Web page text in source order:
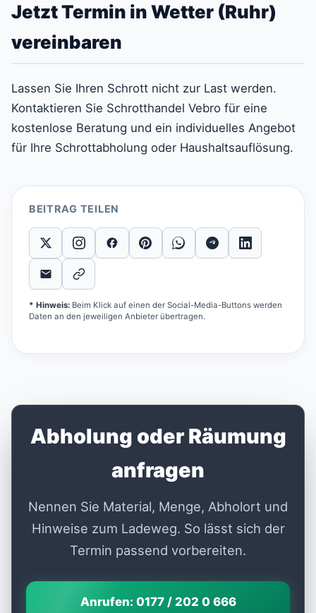
Jetzt Termin in Wetter (Ruhr)
vereinbaren
Lassen Sie Ihren Schrott nicht zur Last werden.
Kontaktieren Sie Schrotthandel Vebro für eine
kostenlose Beratung und ein individuelles Angebot
für Ihre Schrottabholung oder Haushaltsauflösung.
BEITRAG TEILEN
* Hinweis: Beim Klick auf einen der Social-Media-Buttons werden
Daten an den jeweiligen Anbieter übertragen.
Abholung oder Räumung
anfragen
Nennen Sie Material, Menge, Abholort und
Hinweise zum Ladeweg. So lässt sich der
Termin passend vorbereiten.
Anrufen: 0177 / 202 0 666